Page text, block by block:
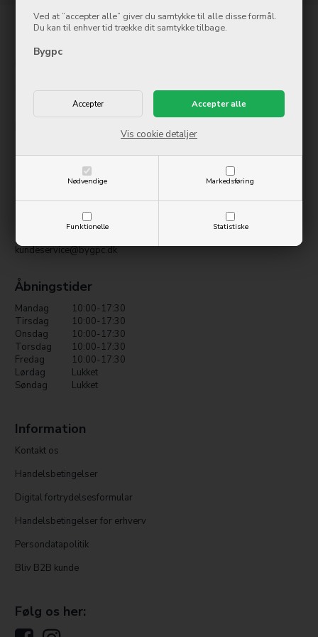
Ved at ”accepter alle” giver du samtykke til alle disse formål.
Du kan til enhver tid trække dit samtykke tilbage.
Bygpc
Nødvendige Markedsføring
Funktionelle Statistiske
Vis cookie detaljer
6700 Esbjerg
Tlf.: 97 42 12 05
Østergade 8
7500 Holstebro
kundeservice@bygpc.dk
Åbningstider
Mandag
10:00-17:30
Tirsdag
10:00-17:30
Onsdag
10:00-17:30
Torsdag
10:00-17:30
Fredag
10:00-17:30
Lørdag
Lukket
Søndag
Lukket
Information
Kontakt os
Handelsbetingelser
Digital fortrydelsesformular
Handelsbetingelser for erhverv
Persondatapolitik
Bliv B2B kunde
Følg os her: